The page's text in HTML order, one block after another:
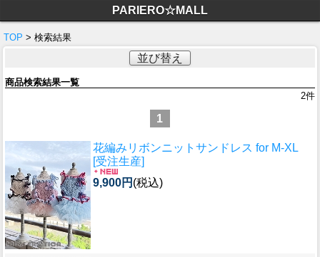
PARIERO☆MALL
TOP > 検索結果
並び替え
商品検索結果一覧
2件
1
花編みリボンニットサンドレス for M-XL
[受注生産]
9,900円 (税込)